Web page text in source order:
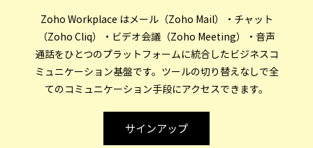
Zoho Workplace はメール（Zoho Mail）・チャット
（Zoho Cliq）・ビデオ会議（Zoho Meeting）・音声
通話をひとつのプラットフォームに統合したビジネスコ
ミュニケーション基盤です。ツールの切り替えなしで全
てのコミュニケーション手段にアクセスできます。
サインアップ